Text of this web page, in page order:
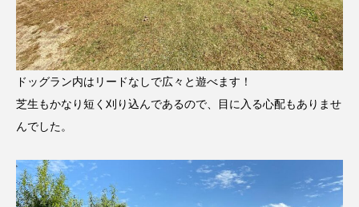
ドッグラン内はリードなしで広々と遊べます！
芝生もかなり短く刈り込んであるので、目に入る心配もありませ
んでした。